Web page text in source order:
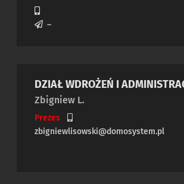
–
DZIAŁ WDROŻEŃ I
Zbigniew L.
Prezes
zbigniewlisowski@domosystem.pl